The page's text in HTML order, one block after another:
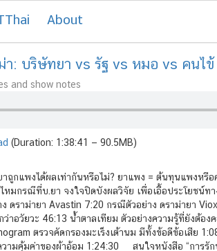
About
า: บริษัทยา vs รัฐ vs หมอ vs คนไ
and show notes
(Duration: 1:38:41 — 90.5MB)
ถูกแพงได้ผลเท่ากันหรือไม่? ยาแพง = ต้นทุนแพงหรือ
หมกรณีที่บ.ยา จงใจปิดบังผลวิจัย เพื่อเอื้อประโยชน์ท
ดราม่ายา Avastin 7:20 กรณีตัวอย่าง ดราม่ายา
าอวัยวะ 46:13 น้ำตาลเทียม ตัวอย่างความรู้ที่ยังต้อ
ตรวจคัดกรองมะเร็งเต้านม มีทั้งข้อดีข้อเสีย
ามคุ้มค่าของผ้าอ้อม 1:24:30 สนใจหนังสือ “การรัก